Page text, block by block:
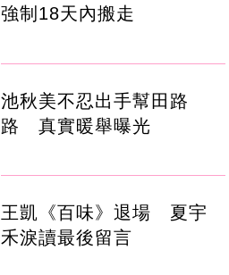
強制18天內搬走
池秋美不忍出手幫田路
路 真實暖舉曝光
王凱《百味》退場 夏宇
禾淚讀最後留言